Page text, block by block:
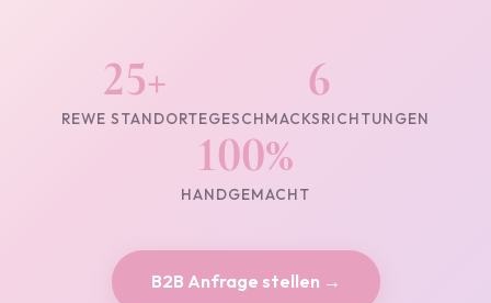
25+
REWE STANDORTE
6
GESCHMACKSRICHTUNGEN
100%
HANDGEMACHT
B2B Anfrage stellen →